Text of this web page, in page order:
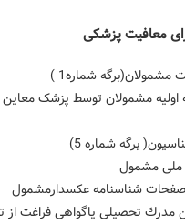
معافیت پزشکی
شماره1 )
اولیه مشمولان توسط پزشک معاین
برگه شماره 5)
ملی مشمول
صفحات شناسنامه عکسدارمشمول
مدرك تحصیلی یاگواهی فراغت